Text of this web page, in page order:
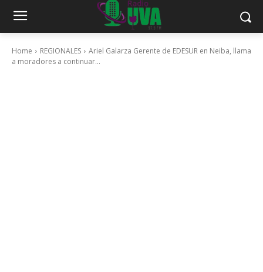
Home REGIONALES
Ariel Galarza Gerente de EDESUR en Neiba, llama
a moradores a continuar...